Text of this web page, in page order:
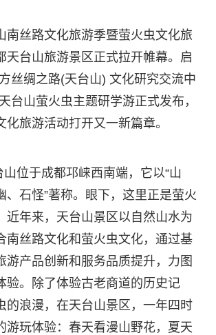
南丝路文化旅游季暨萤火虫文化旅
天台山旅游景区正式拉开帷幕。启
丝绸之路(天台山) 文化研究交流中
台山萤火虫主题研学游正式发布，
化旅游活动打开又一新篇章。
位于成都邛崃西南端，它以“山
、石怪”著称。眼下，这里正是萤火
近年来，天台山景区以自然山水为
南丝路文化和萤火虫文化，通过基
游产品创新和服务品质提升，力图
验。除了体验古老商道的历史记
的浪漫，在天台山景区，一年四时
游玩体验：春天看漫山野花，夏天